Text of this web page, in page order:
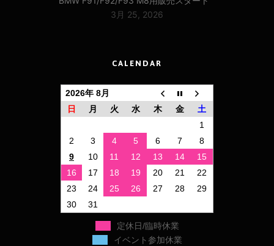
3月 25, 2026
CALENDAR
2026年 8月
日
月 火 水 木 金
土
1
2
3 4 5 6 7
8
9
10 11 12 13 14
15
16
17 18 19 20 21
22
23
24 25 26 27 28
29
30
31
定休日/臨時休業
イベント参加休業